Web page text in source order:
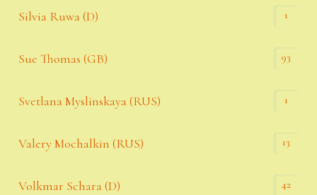
Silvia Ruwa (D) 1
Sue Thomas (GB) 93
Svetlana Myslinskaya (RUS) 1
Valery Mochalkin (RUS) 13
Volkmar Schara (D) 42